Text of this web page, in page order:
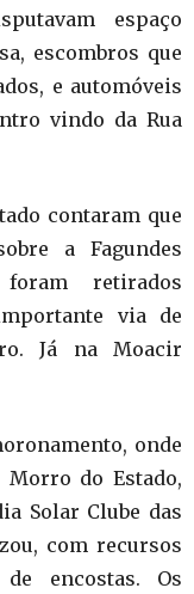
espaço
escombros que
e automóveis
vindo da Rua
contaram que
a Fagundes
retirados
via de
Já na Moacir
onde
do Estado,
Solar Clube das
com recursos
encostas. Os